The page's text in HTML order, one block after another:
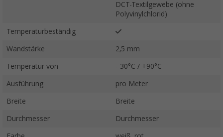
DCT-Textilgewebe (ohne
Polyvinylchlorid)
Temperaturbeständig
Wandstärke 2,5 mm
Temperatur von - 30°C / +90°C
Ausführung pro Meter
Breite Breite
Durchmesser Durchmesser